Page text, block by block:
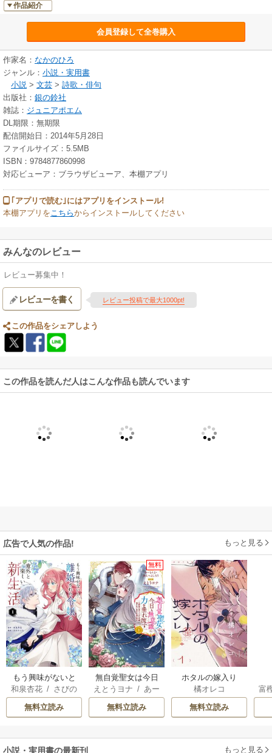
作品紹介
会員登録して全巻購入
作家名： なかのひろ
ジャンル： 小説・実用書
小説 > 文芸 > 詩歌・俳句
出版社： 銀の鈴社
雑誌： ジュニアポエム
DL期限：無期限
配信開始日：2014年5月28日
ファイルサイズ：5.5MB
ISBN：9784877860998
対応ビューア：ブラウザビューア、本棚アプリ
｢アプリで読む｣にはアプリをインストール!
本棚アプリをこちらからインストールしてください
みんなのレビュー
レビュー募集中！
レビューを書く レビュー投稿で最大1000pt!
この作品をシェアしよう
この作品を読んだ人はこんな作品も読んでいます
広告で人気の作品! もっと見る
もう興味がないと
離婚された令嬢の
意外と楽しい新生
活
和泉杏花 / さびの
ぶち
無料立読み
無料
無自覚聖女は今日
も無意識に力を垂
れ流す ～公爵家
の落ちこぼれ令
を掴み取る～
えとうヨナ /あー
もんど/ あんべよ
しろう
無料立読み
ホタルの嫁入り
橘オレコ
無料立読み
富
小説・実用書の最新刊 もっと見る